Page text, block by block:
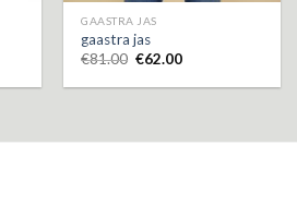
GAASTRA JAS
gaastra jas
€81.00 €62.00